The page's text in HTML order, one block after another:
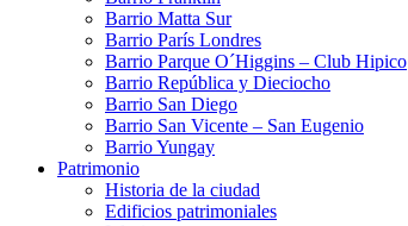
Barrio Matta Sur
Barrio Parí­s Londres
Barrio Parque O´Higgins – Club Hipico
Barrio República y Dieciocho
Barrio San Diego
Barrio San Vicente – San Eugenio
Barrio Yungay
Patrimonio
Historia de la ciudad
Edificios patrimoniales